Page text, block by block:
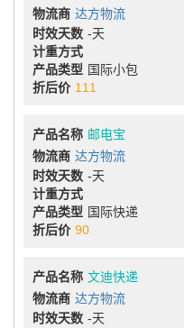
物流商 达方物流
时效天数 -天
计重方式
产品类型 国际小包
折后价 111
产品名称 邮电宝
物流商 达方物流
时效天数 -天
计重方式
产品类型 国际快递
折后价 90
产品名称 文迪快递
物流商 达方物流
时效天数 -天